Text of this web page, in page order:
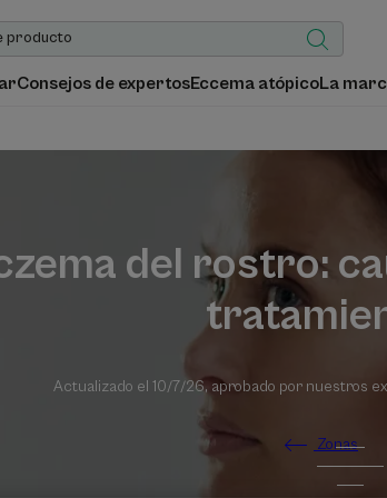
Consejos de expertosEccema atópicoLa
del rostro:
Actualizado el 10/7/26, aprobado por nuestros
Zonas